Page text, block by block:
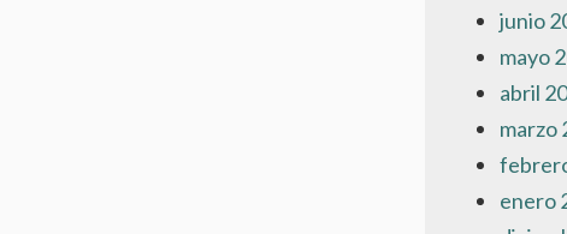
junio
mayo
abril
marzo
enero